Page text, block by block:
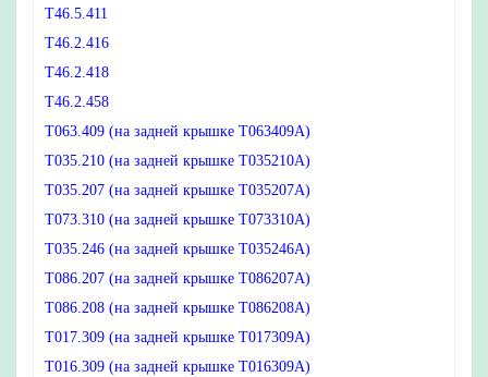
T46.5.411
T46.2.416
T46.2.418
T46.2.458
T063.409 (на задней крышке T063409A)
T035.210 (на задней крышке T035210A)
T035.207 (на задней крышке T035207A)
T073.310 (на задней крышке T073310A)
T035.246 (на задней крышке T035246A)
T086.207 (на задней крышке T086207A)
T086.208 (на задней крышке T086208A)
T017.309 (на задней крышке T017309A)
T016.309 (на задней крышке T016309A)